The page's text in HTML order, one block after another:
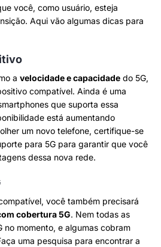
você, como usuário, esteja
Aqui vão algumas dicas para
a velocidade e capacidade do 5G,
compatível. Ainda é uma
que suporta essa
está aumentando
um novo telefone, certifique-se
para 5G para garantir que você
dessa nova rede.
você também precisará
cobertura 5G. Nem todas as
no momento, e algumas cobram
uma pesquisa para encontrar a